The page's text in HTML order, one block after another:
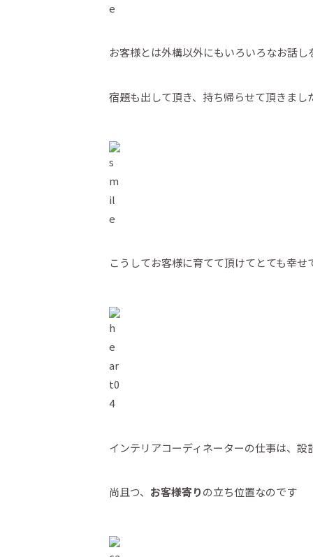
お客様とは外構以外にもいろいろなお話し
宿題も出して頂き、持ち帰らせて頂きまし
こうしてお客様に育てて頂けてとても幸せ
インテリアコーディネーターの仕事は、設
尚且つ、 お客様寄りの立ち位置なのです